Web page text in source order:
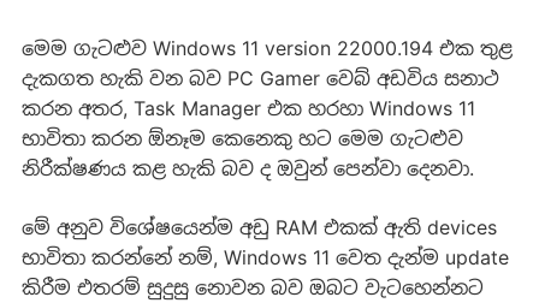
මෙම ගැටළුව Windows 11 version 22000.194 එක තුළ
දැකගත හැකි වන බව PC Gamer වෙබ් අඩවිය සනාථ
කරන අතර, Task Manager එක හරහා Windows 11
භාවිතා කරන ඕනෑම කෙනෙකු හට මෙම ගැටළුව
නිරීක්ෂණය කළ හැකි බව ද ඔවුන් පෙන්වා දෙනවා.
මේ අනුව විශේෂයෙන්ම අඩු RAM එකක් ඇති devices
භාවිතා කරන්නේ නම්, Windows 11 වෙත දැන්ම update
කිරීම එතරම් සුදුසු නොවන බව ඔබට වැටහෙන්නට